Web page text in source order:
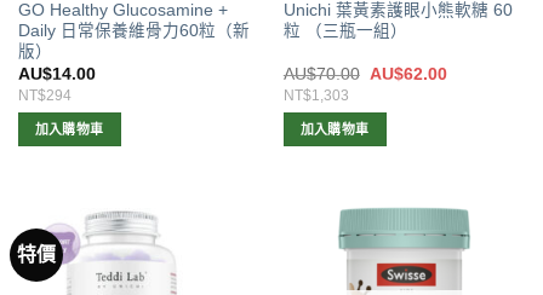
頁
面
擇
選
GO Healthy Glucosamine +
Daily 日常保養維骨力60粒（新
版）
AU$14.00
NT$294
加入購物車
Unichi 葉黃素護眼小熊軟糖 60
粒 （三瓶一組）
AU$70.00
原
格：
AU$70.00。
AU$62.00目
NT$1,303
加入購物車
特價